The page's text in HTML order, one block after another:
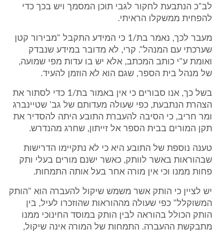
לב"כ הנתבעת לחקור לגבי תוכן המסמך ויש בכך כדי
להפחית ממשקלו הראיתי.
מעבר לכך, נאמר בת/1 כי המידע התקבל "מבירור קטן
שערכתי עם המנהל". קרי, לא מדובר במידע שנבדק
ואומת ע"י כותב המכתב, אלא יש בו עדות מפי שמועה,
של מנהל בית הספר, שגם הוא לא הוזמן להעיד.
בשל כך, אנו סבורים כי אין באמור בת/1 כדי לסתור את
הצהרת הנתבעת, כפי שעולה מעדותם של גב' שטיינברג
ומר חריב, כי הסיבה להעברת התובע היתה להסדיר את
תקן המורים בבית הספר אל זייתון, שחרג מהנדרש.
טענה נוספת של התובע היא כי לא נתקיימו הדרישות
שבהוראות באשר לוותק, כאשר ישנם מורים בעלי ותק
פחות ממנו וכי אין מורה אחר בעל אותה התמחות.
יש לציין כי הותק אשר משמש שיקול להעברה הוא "הותק
המשוקלל" כפי שעולה מההוראות שהוזכרו לעיל, בין
הותק הכולל בהוראה לבין הותק במוסד החינוכי ממנו
מתבקשת ההעברה. התמחות של המורה אינה שיקול,